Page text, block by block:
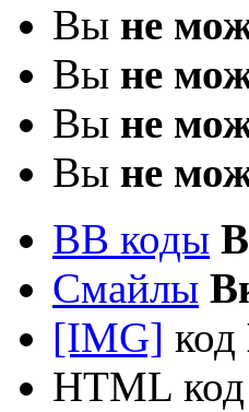
Вы не
Вы не
Вы не
Вы не
BB коды
Смайлы
[IMG] код
HTML код